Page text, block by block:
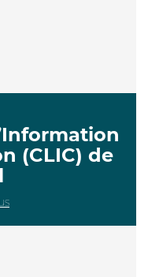
(CLIC) de